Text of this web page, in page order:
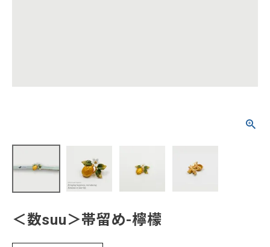
在庫有 アーカイブ商品 セール商品
正絹 木綿・麻 その他
20,000-30,000円 30,000円以上
羽織
新作・キャンペーン
＜数suu＞帯留め-檸檬